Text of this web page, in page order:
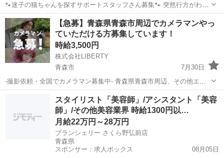
🐾迷子の猫ちゃんを探すサポートスタッフさん募集🐾 突然行方がわか
らなくなってしまった猫ちゃんが、 再び飼い主さんのもとへ帰れるよ
うお手伝いするお仕事です🐱 猫ちゃんが見つかり、 飼い主さんから
「本当にありがと...
青森 青森市 その他 スタッフ
【急募】青森県青森市周辺でカメラマンやっ
ていただける方募集しています！
時給3,500円
株式会社LIBERTY
青森市
7月30日
-撮影依頼・全国でカメラマン募集中- 青森県青森市周辺、その他エリ
アも相談可能 弊社では主にマッチングアプリのプロフィール写真や、
婚活やビジネス用の写真撮影を行っております。 全国で撮影をしてお
り、都合の良いエ...
その他 カメラマン
スタイリスト「美容師」/アシスタント「美容
師」/その他美容業界 時給1300円以…
月給22万円～28万円
ブランシェリー さくら野弘前店
青森県
スポンサー：求人ボックス
08月05日